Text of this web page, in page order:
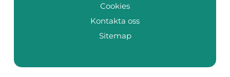
Cookies
Kontakta oss
Sitemap